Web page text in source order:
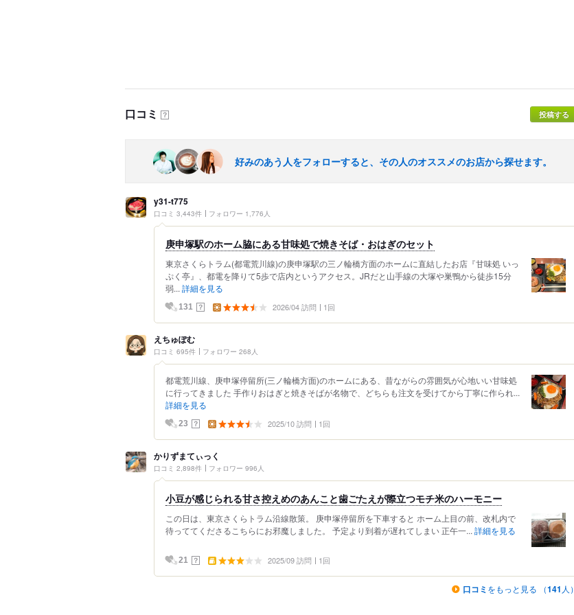
口コミ ？ 投稿する
好みのあう人をフォローすると、その人のオススメのお店から探せます。
y31-t775
口コミ 3,443件 フォロワー 1,776人
庚申塚駅のホーム脇にある甘味処で焼きそば・おはぎのセット
東京さくらトラム(都電荒川線)の庚申塚駅の三ノ輪橋方面のホームに直結したお店『甘味処 いっ
ぷく亭』、都電を降りて5歩で店内というアクセス。JRだと山手線の大塚や巣鴨から徒歩15分
弱... 詳細を見る
131 ？ 2026/04 訪問 1回
えちゅぽむ
口コミ 695件 フォロワー 268人
都電荒川線、庚申塚停留所(三ノ輪橋方面)のホームにある、昔ながらの雰囲気が心地いい甘味処
に行ってきました 手作りおはぎと焼きそばが名物で、どちらも注文を受けてから丁寧に作られ...
詳細を見る
23 ？ 2025/10 訪問 1回
かりずまてぃっく
口コミ 2,898件 フォロワー 996人
小豆が感じられる甘さ控えめのあんこと歯ごたえが際立つモチ米のハーモニー
この日は、東京さくらトラム沿線散策。 庚申塚停留所を下車すると ホーム上目の前、改札内で
待っててくださるこちらにお邪魔しました。 予定より到着が遅れてしまい 正午一... 詳細を見る
21 ？ 2025/09 訪問 1回
口コミ をもっと見る （141 人）